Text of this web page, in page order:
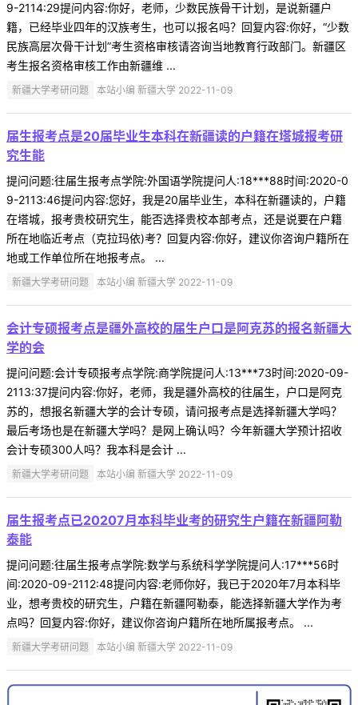
9-2114:29提问内容:你好，老师，少数民族骨干计划，是说新疆户
籍，已经毕业四年的汉族考生，也可以报名吗？回复内容:你好，“少数
民族高层次骨干计划”考生资格审核请咨询当地教育行政部门。新疆区
考生报名资格审核工作由新疆维 ...
新疆大学考研问题 本站小编 新疆大学 2022-11-09
届生报考点是20届毕业生本科在新疆读的户籍在塔城报考研
究生能
提问问题:往届生报考点学院:外国语学院提问人:18***88时间:2020-0
9-2113:46提问内容:您好，我是20届毕业生，本科在新疆读的，户籍
在塔城，报考贵校研究生，能否选择贵校本部考点，还是说要在户籍
所在地临近考点（克拉玛依)考？回复内容:你好，建议你咨询户籍所在
地或工作单位所在地报考点。 ...
新疆大学考研问题 本站小编 新疆大学 2022-11-09
会计专硕报考点是疆外高校的届生户口是阿克苏的报名新疆大
学的会
提问问题:会计专硕报考点学院:商学院提问人:13***73时间:2020-09-
2113:37提问内容:你好，老师，我是疆外高校的往届生，户口是阿克
苏的，想报名新疆大学的会计专硕，请问报考点是选择新疆大学吗？
最后考场也是在新疆大学吗？是网上确认吗？今年新疆大学预计招收
会计专硕300人吗？我本科是会计 ...
新疆大学考研问题 本站小编 新疆大学 2022-11-09
届生报考点已20207月本科毕业考的研究生户籍在新疆阿勒
泰能
提问问题:往届生报考点学院:数学与系统科学学院提问人:17***56时
间:2020-09-2112:48提问内容:老师你好，我已于2020年7月本科毕
业，想考贵校的研究生，户籍在新疆阿勒泰，能选择新疆大学作为考
点吗？回复内容:你好，建议你咨询户籍所在地所属报考点。 ...
新疆大学考研问题 本站小编 新疆大学 2022-11-09